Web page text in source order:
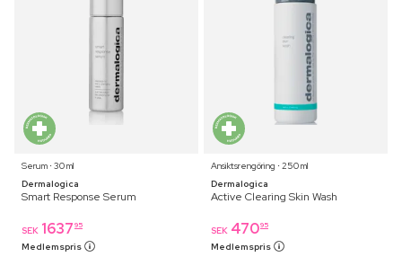
Serum ⋅ 30 ml
Dermalogica
Smart Response Serum
SEK 1637 95
Medlemspris
Ansiktsrengöring ⋅ 250 ml
Dermalogica
Active Clearing Skin Wash
SEK 47095
Medlemspris